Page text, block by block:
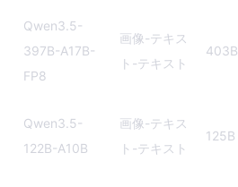
Qwen3.5-
397B-A17B-
FP8
画像-テキス
ト-テキスト
403B
Qwen3.5-
122B-A10B
画像-テキス
ト-テキスト
125B